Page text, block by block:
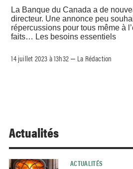
La Banque du Canada a de
directeur. Une annonce peu
répercussions pour tous même à
faits… Les besoins essentiels
14 juillet 2023 à 13h32 – La Rédaction
Actualités
ACTUALITÉS